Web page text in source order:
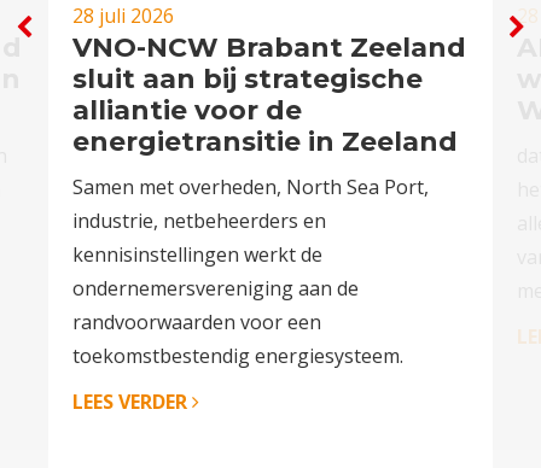
28 juli 2026
VNO-NCW Brabant Zeeland
sluit aan bij strategische
alliantie voor de
energietransitie in Zeeland
Samen met overheden, North Sea Port,
industrie, netbeheerders en
kennisinstellingen werkt de
ondernemersvereniging aan de
randvoorwaarden voor een
toekomstbestendig energiesysteem.
LEES VERDER